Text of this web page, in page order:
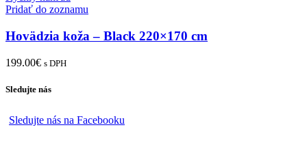
Pridať do zoznamu
Hovädzia koža – Black 220×170 cm
199.00€ s DPH
Sledujte nás
Sledujte nás na Facebooku